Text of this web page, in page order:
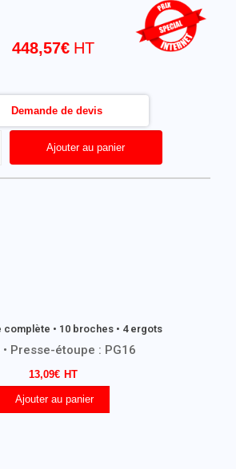
448,57€
Ajouter au panier
complète • 10 broches • 4 ergots
Presse-étoupe : PG16
13,09€
Ajouter au panier
Demande de devis